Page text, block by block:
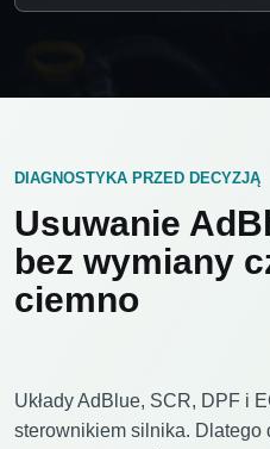
DIAGNOSTYKA PRZED DECYZJĄ
Usuwanie
bez wymiany
ciemno
Układy AdBlue, SCR, DPF i
sterownikiem silnika. Dlatego